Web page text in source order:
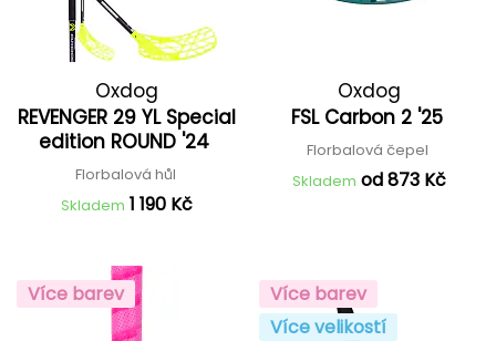
Oxdog
REVENGER 29 YL Special
edition ROUND '24
Florbalová hůl
Skladem 1 190 Kč
Oxdog
FSL Carbon 2 '25
Florbalová čepel
Skladem od 873 Kč
Více barev
Více barev
Více velikostí